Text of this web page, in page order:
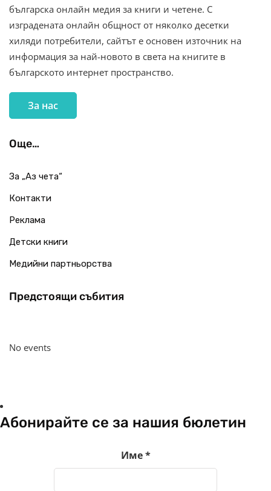
българска онлайн медия за книги и четене. С
изградената онлайн общност от няколко десетки
хиляди потребители, сайтът е основен източник на
информация за най-новото в света на книгите в
българското интернет пространство.
За нас
Още…
За „Аз чета“
Контакти
Реклама
Детски книги
Медийни партньорства
Предстоящи събития
No events
Абонирайте се за нашия бюлетин
Име*